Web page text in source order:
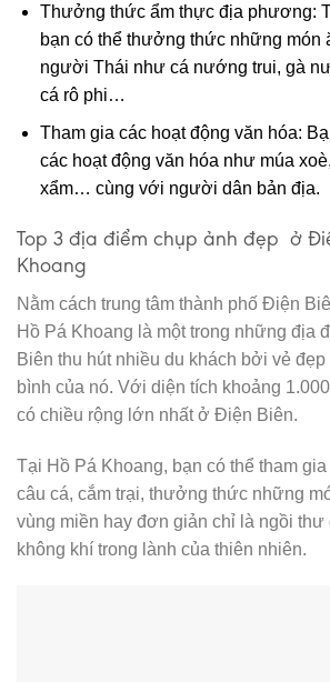
Thưởng thức ẩm thực địa phương:
bạn có thể thưởng thức những món
người Thái như cá nướng trui, gà
cá rô phi…
Tham gia các hoạt động văn hóa:
các hoạt động văn hóa như múa
xẩm… cùng với người dân bản địa.
Top 3 địa điểm chụp ảnh đẹp ở
Khoang
Nằm cách trung tâm thành phố Điện
Hồ Pá Khoang là một trong những địa
Biên thu hút nhiều du khách bởi vẻ
bình của nó. Với diện tích khoảng
có chiều rộng lớn nhất ở Điện Biên.
Tại Hồ Pá Khoang, bạn có thể tham
câu cá, cắm trại, thưởng thức những
vùng miền hay đơn giản chỉ là ngồi
không khí trong lành của thiên nhiên.